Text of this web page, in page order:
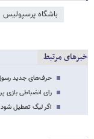
باشگاه پرسپولیس
خبرهای مرتبط
حرف‌های جدید رسول
رای انضباطی بازی
اگر لیگ تعطیل